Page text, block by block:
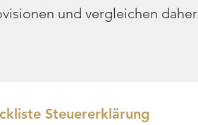
und vergleichen daher
Steuererklärung